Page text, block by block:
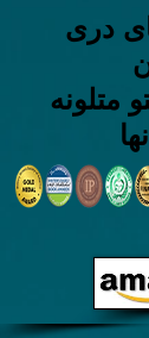
دری
متلونه